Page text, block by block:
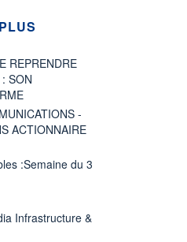
REPRENDRE
SON
-
ACTIONNAIRE
:Semaine du 3
Infrastructure &